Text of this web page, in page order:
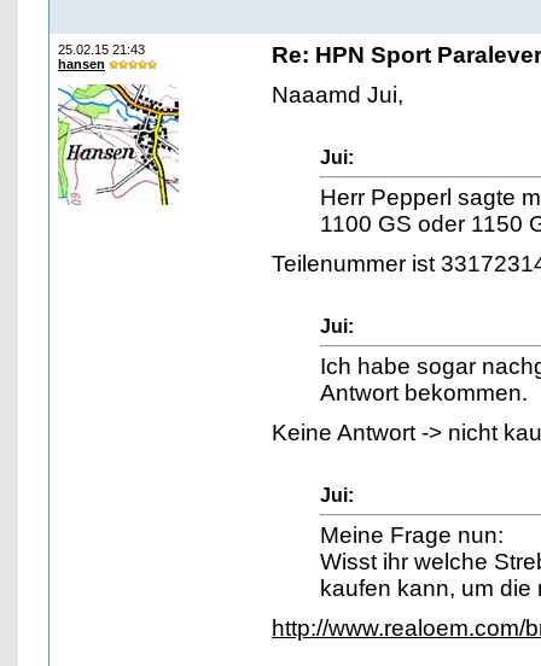
25.02.15 21:43
hansen
Re: HPN Sport
Naaamd Jui,
Jui:
Herr Pepperl sagte
1100 GS oder 1150
Teilenummer ist
Jui:
Ich habe sogar
Antwort bekommen.
Keine Antwort -> nicht
Jui:
Meine Frage nun:
Wisst ihr welche
kaufen kann, um
http://www.realoem.com/